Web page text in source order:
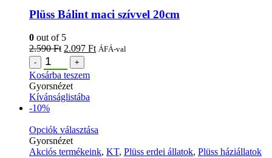
Plüss Bálint maci szívvel 20cm
0 out of 5
2.590Ft 2.097 Ft ÁFÁ-val
-
+
Kosárba teszem
Gyorsnézet
Kívánságlistába
-10%
Opciók választása
Gyorsnézet
Akciós termékeink, KT, Plüss erdei állatok, Plüss háziállatok